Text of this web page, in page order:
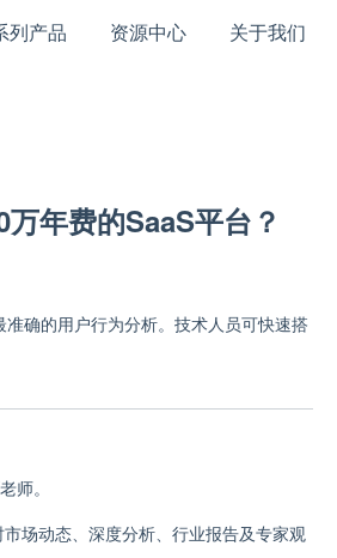
列产品 资源中心 关于我们
年费的SaaS平台？
确的用户行为分析。技术人员可快速搭
师。
场动态、深度分析、行业报告及专家观